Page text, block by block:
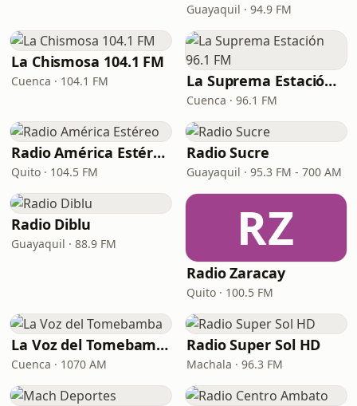
Guayaquil · 94.9 FM
La Chismosa 104.1 FM
Cuenca · 104.1 FM La Suprema Estación 96.1 FM
Cuenca · 96.1 FM
Radio América Estéreo
Quito · 104.5 FM
Radio Sucre
Guayaquil · 95.3 FM - 700 AM
Radio Diblu
Guayaquil · 88.9 FM RZ
Radio Zaracay
Quito · 100.5 FM
La Voz del Tomebamba
Cuenca · 1070 AM
Radio Super Sol HD
Machala · 96.3 FM